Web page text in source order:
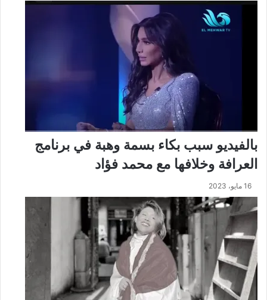
بالفيديو سبب بكاء بسمة وهبة في برنامج
العرافة وخلافها مع محمد فؤاد
16 مايو، 2023